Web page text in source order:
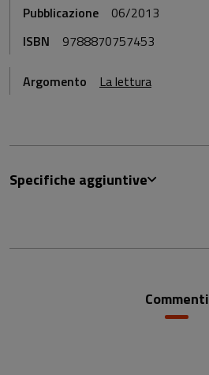
Pubblicazione
06/2013
ISBN
9788870757453
Argomento La lettura
Specifiche aggiuntive
Commenti